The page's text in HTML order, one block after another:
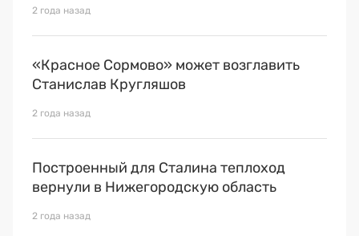
2 года назад
«Красное Сормово» может возглавить
Станислав Кругляшов
2 года назад
Построенный для Сталина теплоход
вернули в Нижегородскую область
2 года назад